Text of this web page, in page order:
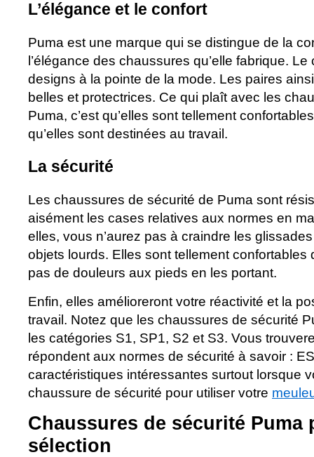
L’élégance et le confort
Puma est une marque qui se distingue de la
l’élégance des chaussures qu’elle fabrique.
designs à la pointe de la mode. Les paires
belles et protectrices. Ce qui plaît avec les
Puma, c’est qu’elles sont tellement
qu’elles sont destinées au travail.
La sécurité
Les chaussures de sécurité de Puma sont
aisément les cases relatives aux normes en
elles, vous n’aurez pas à craindre les
objets lourds. Elles sont tellement confortables
pas de douleurs aux pieds en les portant.
Enfin, elles amélioreront votre réactivité et la
travail. Notez que les chaussures de sécurité
les catégories S1, SP1, S2 et S3. Vous
répondent aux normes de sécurité à savoir :
caractéristiques intéressantes surtout lorsque
chaussure de sécurité pour utiliser votre
Chaussures de sécurité Puma
sélection